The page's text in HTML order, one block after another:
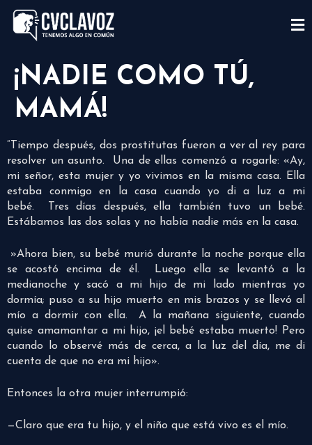
¡NADIE COMO TÚ,
MAMÁ!
“Tiempo después, dos prostitutas fueron a ver al rey para
resolver un asunto.
Una de ellas comenzó a rogarle: «Ay,
mi señor, esta mujer y yo vivimos en la misma casa. Ella
estaba conmigo en la casa cuando yo di a luz a mi
bebé.
Tres días después, ella también tuvo un bebé.
Estábamos las dos solas y no había nadie más en la casa.
»Ahora bien, su bebé murió durante la noche porque ella
se acostó encima de él.
Luego ella se levantó a la
medianoche y sacó a mi hijo de mi lado mientras yo
dormía; puso a su hijo muerto en mis brazos y se llevó al
mío a dormir con ella.
A la mañana siguiente, cuando
quise amamantar a mi hijo, ¡el bebé estaba muerto! Pero
cuando lo observé más de cerca, a la luz del día, me di
cuenta de que no era mi hijo».
Entonces la otra mujer interrumpió:
—Claro que era tu hijo, y el niño que está vivo es el mío.